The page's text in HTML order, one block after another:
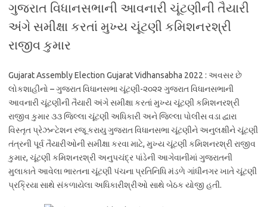
ગુજરાત વિધાનસભાની આવનારી ચૂંટણીની તૈયારી
અંગે સમીક્ષા કરતાં મુખ્ય ચૂંટણી કમિશનરશ્રી
રાજીવ કુમાર
Gujarat Assembly Election Gujarat Vidhansabha 2022 : અવસર છે
લોકશાહીનો – ગુજરાત વિધાનસભા ચૂંટણી-૨૦૨૨ ગુજરાત વિધાનસભાની
આવનારી ચૂંટણીની તૈયારી અંગે સમીક્ષા કરતાં મુખ્ય ચૂંટણી કમિશનરશ્રી
રાજીવ કુમાર ૩૩ જિલ્લા ચૂંટણી અધિકારી અને જિલ્લા પોલીસ વડા દ્વારા
વિસ્તૃત પ્રેઝન્ટેશન રજૂ કરાયુ ગુજરાત વિધાનસભા ચૂંટણીને અનુલક્ષીને ચૂંટણી
તંત્રની પૂર્વ તૈયારીઓની સમીક્ષા કરવા માટે, મુખ્ય ચૂંટણી કમિશનરશ્રી રાજીવ
કુમાર, ચૂંટણી કમિશનરશ્રી અનુપચંદ્ર પાંડેની આગેવાનીમાં ગુજરાતની
મુલાકાતે આવેલા ભારતના ચૂંટણી પંચના પ્રતિનિધિ મંડળે ગાંધીનગર ખાતે ચૂંટણી
પ્રક્રિયા સાથે સંકળાયેલા અધિકારીશ્રીઓ સાથે બેઠક યોજી હતી.